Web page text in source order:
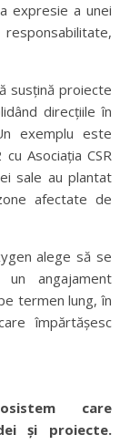
expresie a unei
susțină proiecte
direcțiile în
exemplu este
Asociația CSR
sale au plantat
afectate de
alege să se
angajament
termen lung, în
împărtășesc
care
și proiecte.